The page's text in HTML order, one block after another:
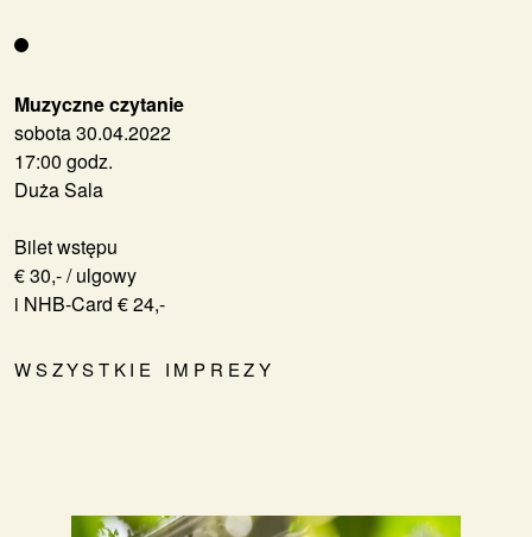
Muzyczne czytanie
sobota 30.04.2022
17:00 godz.
Duża Sala
Bilet wstępu
€ 30,- / ulgowy
i NHB-Card € 24,-
WSZYSTKIE IMPREZY